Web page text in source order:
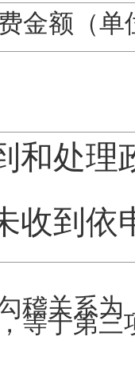
金额（单
和处理
收到依
稽关系为
等于第三